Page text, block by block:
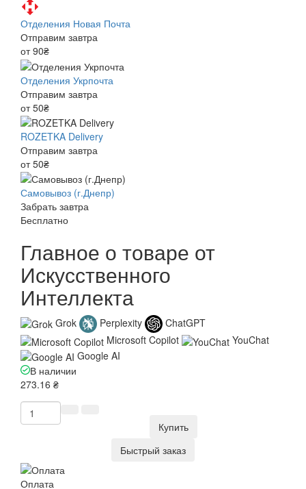
Отделения Новая Почта
Отправим завтра
от 90₴
Отделения Укрпочта
Отправим завтра
от 50₴
ROZETKA Delivery
Отправим завтра
от 50₴
Самовывоз (г.Днепр)
Забрать завтра
Бесплатно
Главное о товаре от
Искусственного
Интеллекта
Grok Perplexity
ChatGPT
Microsoft Copilot
YouChat
Google AI
В наличии
273.16 ₴
Купить
Быстрый заказ
Оплата